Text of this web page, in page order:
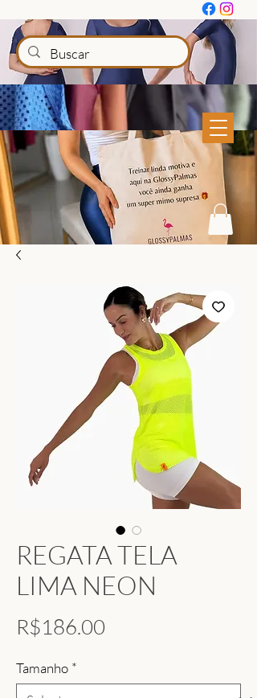
REGATA TELA
LIMA NEON
R$186.00
Tamanho *